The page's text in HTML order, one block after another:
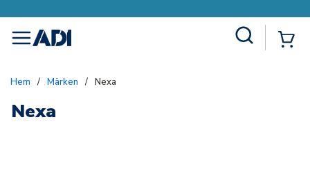
menu
Hem / Märken / Nexa
Nexa